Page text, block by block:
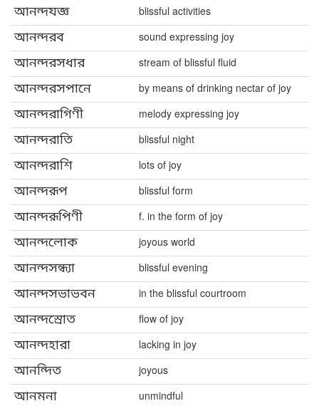
আনন্দযজ্ঞ blissful activities
আনন্দরব sound expressing joy
আনন্দরসধার stream of blissful fluid
আনন্দরসপানে by means of drinking nectar of joy
আনন্দরাগিণী melody expressing joy
আনন্দরাতি blissful night
আনন্দরাশি lots of joy
আনন্দরূপ blissful form
আনন্দরূপিণী f. in the form of joy
আনন্দলোক joyous world
আনন্দসন্ধ্যা blissful evening
আনন্দসভাভবন in the blissful courtroom
আনন্দস্রোত flow of joy
আনন্দহারা lacking in joy
আনন্দিত joyous
আনমনা unmindful